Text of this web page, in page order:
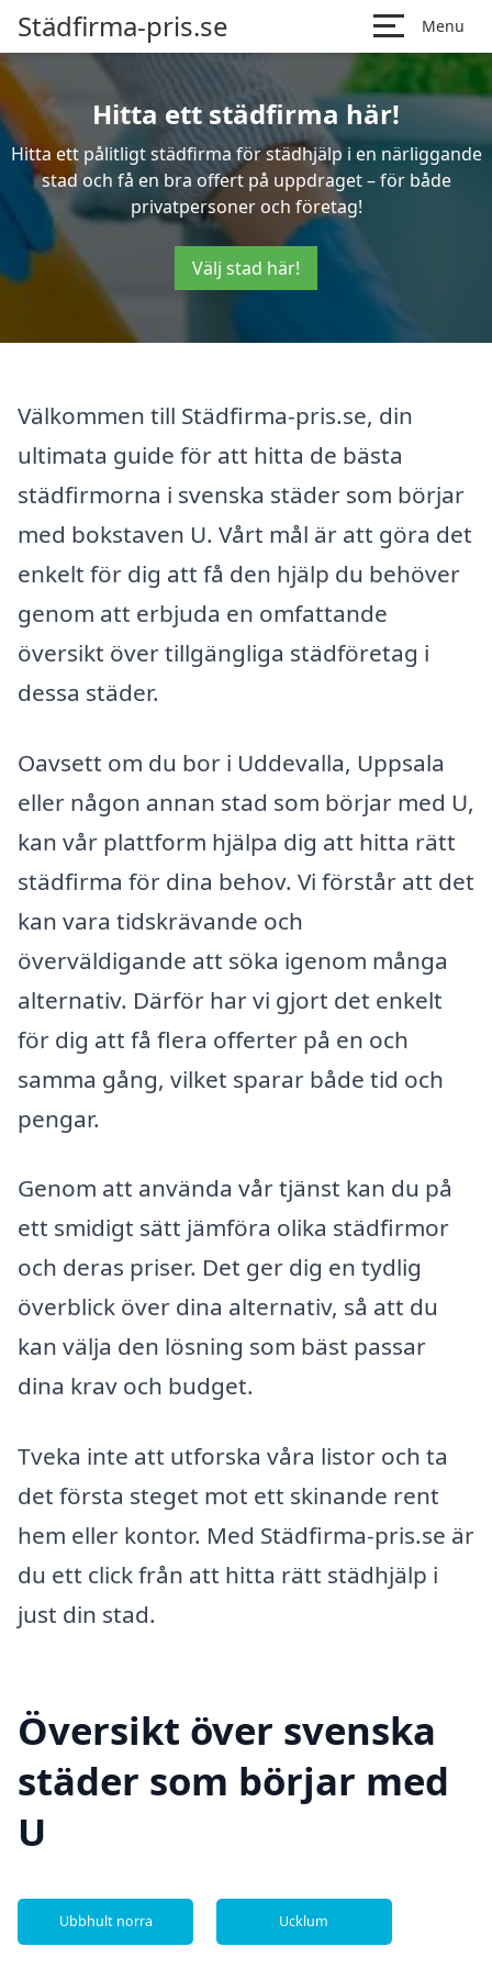
Städfirma-pris.se Menu
Hitta ett städfirma här!
Hitta ett pålitligt städfirma för städhjälp i en närliggande
stad och få en bra offert på uppdraget – för både
privatpersoner och företag!
Välj stad här!
Välkommen till Städfirma-pris.se, din
ultimata guide för att hitta de bästa
städfirmorna i svenska städer som börjar
med bokstaven U. Vårt mål är att göra det
enkelt för dig att få den hjälp du behöver
genom att erbjuda en omfattande
översikt över tillgängliga städföretag i
dessa städer.
Oavsett om du bor i Uddevalla, Uppsala
eller någon annan stad som börjar med U,
kan vår plattform hjälpa dig att hitta rätt
städfirma för dina behov. Vi förstår att det
kan vara tidskrävande och
överväldigande att söka igenom många
alternativ. Därför har vi gjort det enkelt
för dig att få flera offerter på en och
samma gång, vilket sparar både tid och
pengar.
Genom att använda vår tjänst kan du på
ett smidigt sätt jämföra olika städfirmor
och deras priser. Det ger dig en tydlig
överblick över dina alternativ, så att du
kan välja den lösning som bäst passar
dina krav och budget.
Tveka inte att utforska våra listor och ta
det första steget mot ett skinande rent
hem eller kontor. Med Städfirma-pris.se är
du ett click från att hitta rätt städhjälp i
just din stad.
Översikt över svenska
städer som börjar med
U
Ubbhult norra Ucklum